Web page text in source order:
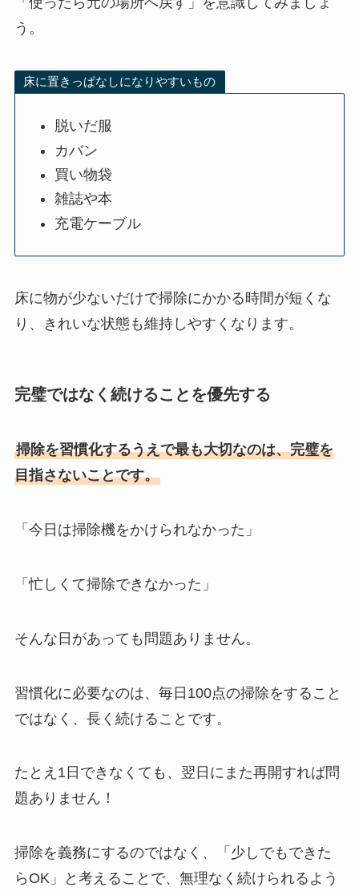
う。
床に置きっぱなしになりやすいもの
脱いだ服
カバン
買い物袋
雑誌や本
充電ケーブル
床に物が少ないだけで掃除にかかる時間が短くな
り、きれいな状態も維持しやすくなります。
完璧ではなく続けることを優先する
掃除を習慣化するうえで最も大切なのは、完璧を
目指さないことです。
「今日は掃除機をかけられなかった」
「忙しくて掃除できなかった」
そんな日があっても問題ありません。
習慣化に必要なのは、毎日100点の掃除をすること
ではなく、長く続けることです。
たとえ1日できなくても、翌日にまた再開すれば問
題ありません！
掃除を義務にするのではなく、「少しでもできた
らOK」と考えることで、無理なく続けられるよう